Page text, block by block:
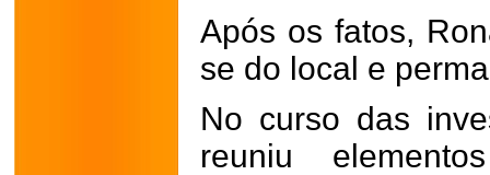
Após os fatos,
se do local e
No curso das
reuniu